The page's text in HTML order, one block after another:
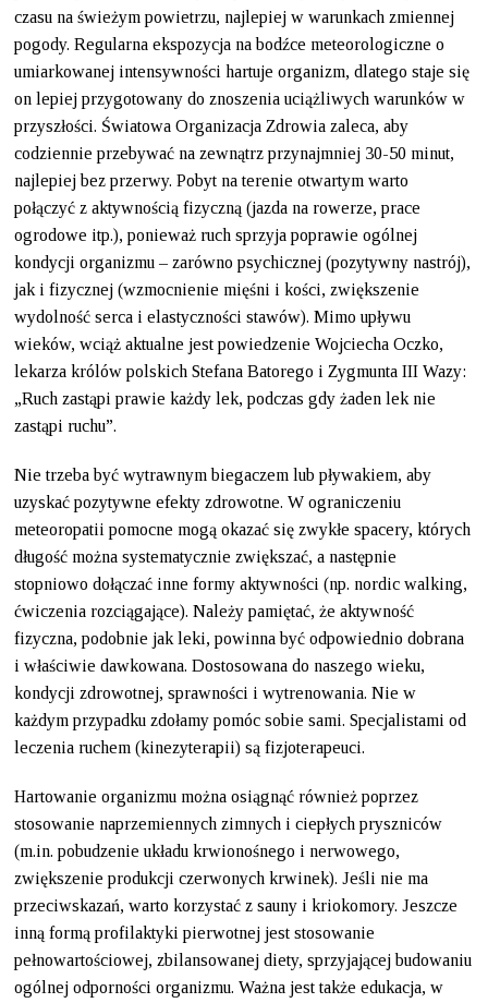
czasu na świeżym powietrzu, najlepiej w warunkach zmiennej
pogody. Regularna ekspozycja na bodźce meteorologiczne o
umiarkowanej intensywności hartuje organizm, dlatego staje się
on lepiej przygotowany do znoszenia uciążliwych warunków w
przyszłości. Światowa Organizacja Zdrowia zaleca, aby
codziennie przebywać na zewnątrz przynajmniej 30-50 minut,
najlepiej bez przerwy. Pobyt na terenie otwartym warto
połączyć z aktywnością fizyczną (jazda na rowerze, prace
ogrodowe itp.), ponieważ ruch sprzyja poprawie ogólnej
kondycji organizmu – zarówno psychicznej (pozytywny nastrój),
jak i fizycznej (wzmocnienie mięśni i kości, zwiększenie
wydolność serca i elastyczności stawów). Mimo upływu
wieków, wciąż aktualne jest powiedzenie Wojciecha Oczko,
lekarza królów polskich Stefana Batorego i Zygmunta III Wazy:
„Ruch zastąpi prawie każdy lek, podczas gdy żaden lek nie
zastąpi ruchu”.
Nie trzeba być wytrawnym biegaczem lub pływakiem, aby
uzyskać pozytywne efekty zdrowotne. W ograniczeniu
meteoropatii pomocne mogą okazać się zwykłe spacery, których
długość można systematycznie zwiększać, a następnie
stopniowo dołączać inne formy aktywności (np. nordic walking,
ćwiczenia rozciągające). Należy pamiętać, że aktywność
fizyczna, podobnie jak leki, powinna być odpowiednio dobrana
i właściwie dawkowana. Dostosowana do naszego wieku,
kondycji zdrowotnej, sprawności i wytrenowania. Nie w
każdym przypadku zdołamy pomóc sobie sami. Specjalistami od
leczenia ruchem (kinezyterapii) są fizjoterapeuci.
Hartowanie organizmu można osiągnąć również poprzez
stosowanie naprzemiennych zimnych i ciepłych pryszniców
(m.in. pobudzenie układu krwionośnego i nerwowego,
zwiększenie produkcji czerwonych krwinek). Jeśli nie ma
przeciwskazań, warto korzystać z sauny i kriokomory. Jeszcze
inną formą profilaktyki pierwotnej jest stosowanie
pełnowartościowej, zbilansowanej diety, sprzyjającej budowaniu
ogólnej odporności organizmu. Ważna jest także edukacja, w